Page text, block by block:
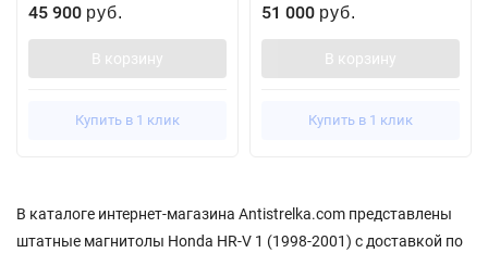
45 900 руб.
В корзину
Купить в 1 клик
51 000 руб.
В корзину
Купить в 1 клик
В каталоге интернет-магазина Antistrelka.com представлены
штатные магнитолы Honda HR-V 1 (1998-2001) с доставкой по